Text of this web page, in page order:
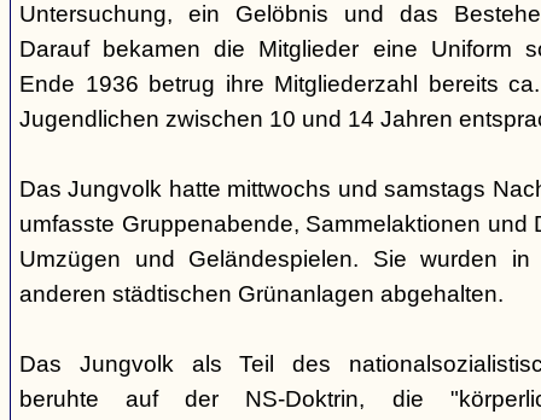
Untersuchung, ein Gelöbnis und das
Darauf bekamen die Mitglieder eine Uniform
Ende 1936 betrug ihre Mitgliederzahl bereits
Jugendlichen zwischen 10 und 14 Jahren
Das Jungvolk hatte mittwochs und samstags
umfasste Gruppenabende, Sammelaktionen und
Umzügen und Geländespielen. Sie wurden
anderen städtischen Grünanlagen abgehalten.
Das Jungvolk als Teil des
beruhte auf der NS-Doktrin, die